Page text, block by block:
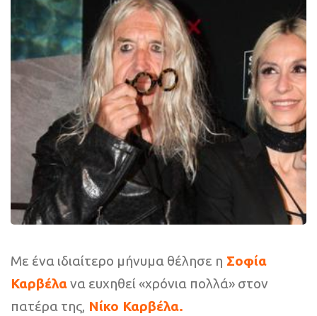
Με ένα ιδιαίτερο μήνυμα θέλησε η Σοφία
Καρβέλανα ευχηθεί «χρόνια πολλά» στον
πατέρα της, Νίκο Καρβέλα.